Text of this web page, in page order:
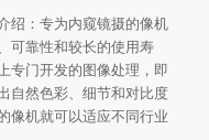
：专为内窥镜摄的像机
可靠性和较长的使用寿
专门开发的图像处理，即
自然色彩、细节和对比度
像机就可以适应不同行业